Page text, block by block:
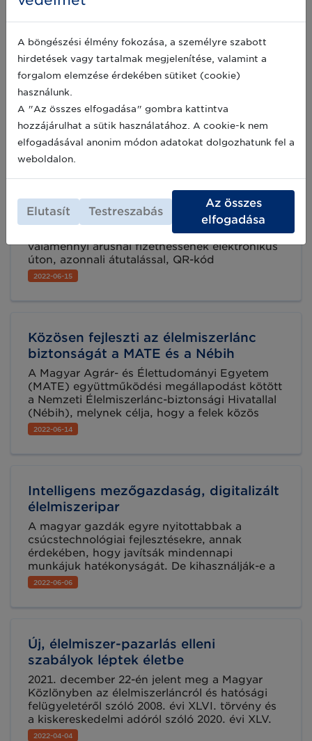
végre, főként a friss termékek ágazatában.
nyomon követése is könnyebb
Az argentin Rothex cég kiváló minőségű
élelmiszereket gyárt és forgalmaz. Jelenleg fő
tevékenysége a friss étkezési tojás termelése
és forgalmazása – mindehhez a pontos
nyomon követés és a hatékonyság érdekében
GS1 szabványos megoldásokat alkalmaznak.
Olvassa el cikkünket!
2022-06-20
vásárlóknak és a kiskereskedőknek
A Czakó Termelői Piacz és a Mastercard
közösen dolgoznak azon, hogy a piac vásárlói
valamennyi árusnál fizethessenek elektronikus
úton, azonnali átutalással, QR-kód
segítségével, mobilos-vagy hagyományos
2022-06-15
Közösen fejleszti az élelmiszerlánc
biztonságát a MATE és a Nébih
A Magyar Agrár- és Élettudományi Egyetem
(MATE) együttműködési megállapodást kötött
a Nemzeti Élelmiszerlánc-biztonsági Hivatallal
(Nébih), melynek célja, hogy a felek közös
oktatási-kutatási projekteket valósítsanak meg,
2022-06-14
Intelligens mezőgazdaság, digitalizált
élelmiszeripar
A magyar gazdák egyre nyitottabbak a
csúcstechnológiai fejlesztésekre, annak
érdekében, hogy javítsák mindennapi
munkájuk hatékonyságát. De kihasználják-e a
gazdák a digitalizációban rejlő lehetőségeket?
Nemzeti Agrárgazdasági Kamara által 2022.
május 31-én megtartott, „Intelligens
mezőgazdaság, digitalizált élelmiszeripar”
című rendezvényen ezekre a kérdésekre
keresték a válaszokat.
2022-06-06
Új, élelmiszer-pazarlás elleni
szabályok léptek életbe
2021. december 22-én jelent meg a Magyar
Közlönyben az élelmiszerláncról és hatósági
felügyeletéről szóló 2008. évi XLVI. törvény és
a kiskereskedelmi adóról szóló 2020. évi XLV.
törvény módosításáról szóló 2021. évi CLI.
2022-04-04
A böngészési élmény fokozása, a személyre szabott
hirdetések vagy tartalmak megjelenítése, valamint a
forgalom elemzése érdekében sütiket (cookie)
használunk.
A "Az összes elfogadása" gombra kattintva
hozzájárulhat a sütik használatához. A cookie-k nem
elfogadásával anonim módon adatokat dolgozhatunk fel a
weboldalon.
Elutasít Testreszabás
Az összes
elfogadása